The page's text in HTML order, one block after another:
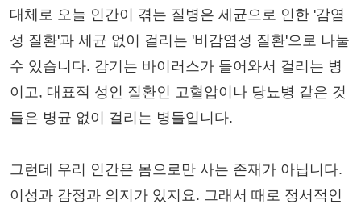
대체로 오늘 인간이 겪는 질병은 세균으로 인한 '감염
성 질환'과 세균 없이 걸리는 '비감염성 질환'으로 나눌
수 있습니다. 감기는 바이러스가 들어와서 걸리는 병
이고, 대표적 성인 질환인 고혈압이나 당뇨병 같은 것
들은 병균 없이 걸리는 병들입니다.
그런데 우리 인간은 몸으로만 사는 존재가 아닙니다.
이성과 감정과 의지가 있지요. 그래서 때로 정서적인